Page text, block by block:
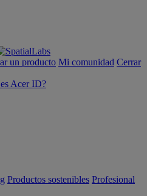
un producto Mi comunidad Cerrar
Acer ID?
Productos sostenibles Profesional